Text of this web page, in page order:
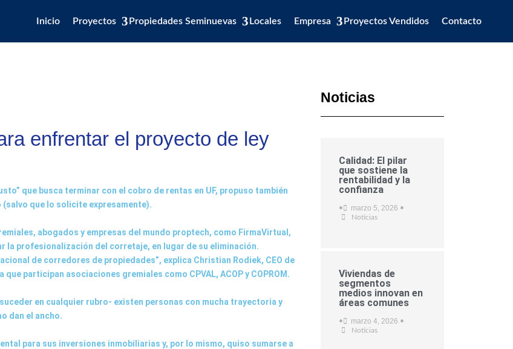
Inicio Proyectos Propiedades Seminuevas Locales Empresa Proyectos Vendidos Contacto
enfrentar el proyecto de ley
que busca terminar con el cobro de rentas en UF, propuso también
que lo solicite expresamente).
abogados y empresas del mundo proptech, como FirmaVirtual,
la profesionalización del corretaje, en lugar de su eliminación.
de corredores de propiedades”, explica Christian Rodiek, CEO de
participan asociaciones gremiales como CPVAL, ACOP y COPROM.
en cualquier rubro- existen personas con mucha trayectoria y
dan el ancho.
para sus inversiones inmobiliarias y, por lo mismo, quiso sumarse a
Noticias
Calidad: El pilar
que sostiene la
rentabilidad y la
confianza
• marzo 5, 2026 •
Noticias
Viviendas de
segmentos
medios innovan en
áreas comunes
• marzo 4, 2026 •
Noticias